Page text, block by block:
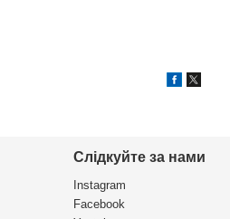
Слідкуйте за нами
Instagram
Facebook